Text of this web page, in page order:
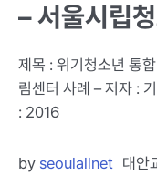
– 서울시립
제목 : 위기청소년 통
림센터 사례 – 저자 :
: 2016
by seoulallnet 대안